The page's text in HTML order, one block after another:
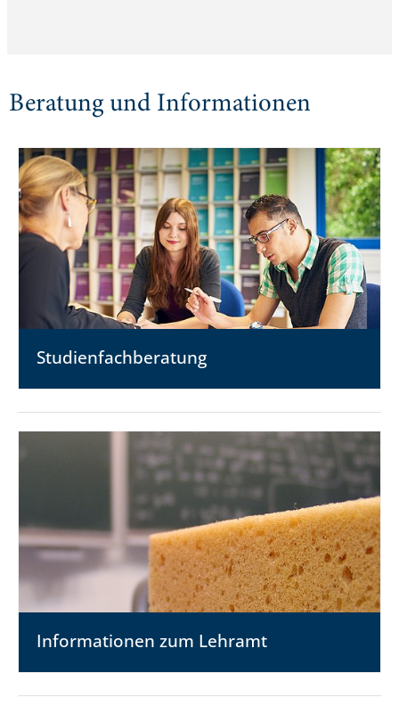
Beratung und Informationen
Studienfach­beratung
Informationen zum Lehramt